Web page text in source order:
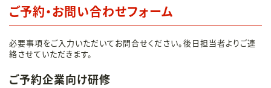
ご予約・お問い合わせフォーム
必要事項をご入力いただいてお問合せください。後日担当者よりご連
絡させていただきます。
ご予約企業向け研修